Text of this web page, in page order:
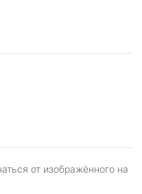
от изображённого на